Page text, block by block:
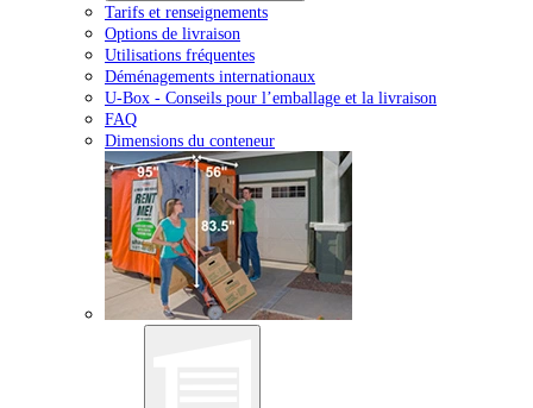
Tarifs et renseignements
Options de livraison
Utilisations fréquentes
Déménagements internationaux
U-Box - Conseils pour l’emballage et la livraison
FAQ
Dimensions du conteneur